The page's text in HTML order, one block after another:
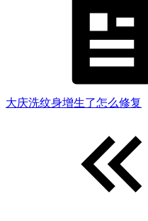
大庆洗纹身增生了怎么修复